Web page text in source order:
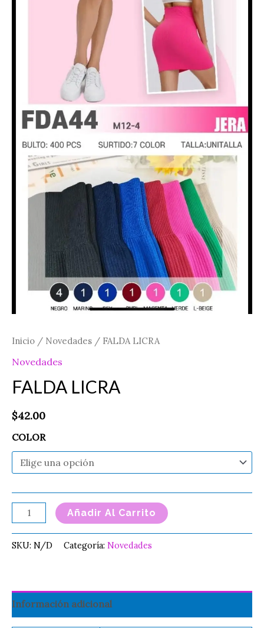
Inicio / Novedades / FALDA LICRA
Novedades
FALDA LICRA
$42.00
COLOR
Añadir Al Carrito
SKU: N/D Categoría: Novedades
Información adicional